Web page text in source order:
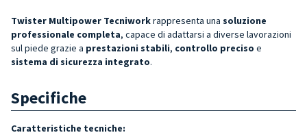
Twister Multipower Tecniworkrappresenta una soluzione
professionale completa, capace di adattarsi a diverse lavorazioni
sul piede grazie a prestazioni stabili, controllo preciso e
sistema di sicurezza integrato.
Specifiche
Caratteristiche tecniche: